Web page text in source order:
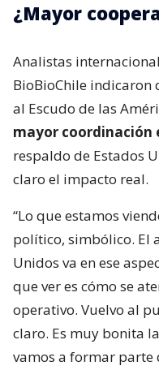
¿Mayor
Analistas
BioBioChile
al Escudo de las
mayor coordinación
respaldo de Estados
claro el impacto real.
“Lo que estamos
político, simbólico. El
Unidos va en ese
que ver es cómo se
operativo. Vuelvo al
claro. Es muy bonita
vamos a formar parte